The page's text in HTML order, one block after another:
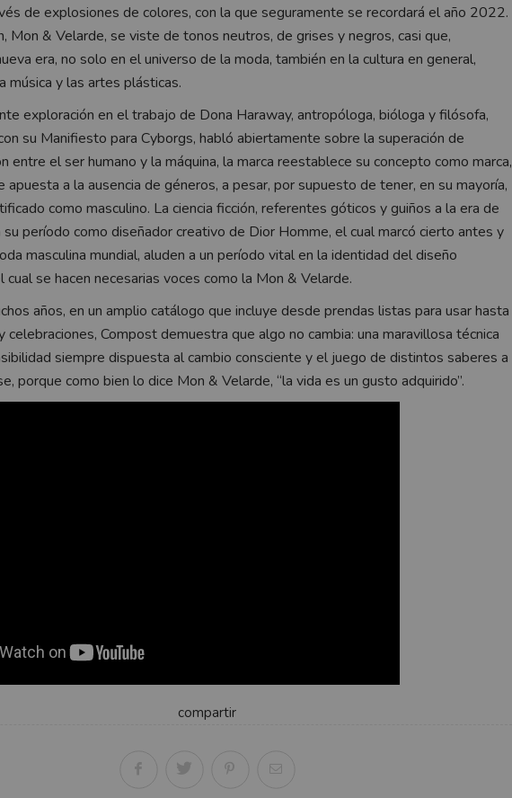
de explosiones de colores, con la que seguramente se recordará el año 2022.
Mon & Velarde, se viste de tonos neutros, de grises y negros, casi que,
era, no solo en el universo de la moda, también en la cultura en general,
música y las artes plásticas.
exploración en el trabajo de Dona Haraway, antropóloga, bióloga y filósofa,
su Manifiesto para Cyborgs, habló abiertamente sobre la superación de
entre el ser humano y la máquina, la marca reestablece su concepto como marca,
apuesta a la ausencia de géneros, a pesar, por supuesto de tener, en su mayoría,
como masculino. La ciencia ficción, referentes góticos y guiños a la era de
su período como diseñador creativo de Dior Homme, el cual marcó cierto antes y
masculina mundial, aluden a un período vital en la identidad del diseño
cual se hacen necesarias voces como la Mon & Velarde.
años, en un amplio catálogo que incluye desde prendas listas para usar hasta
Compost demuestra que algo no cambia: una maravillosa técnica
siempre dispuesta al cambio consciente y el juego de distintos saberes a
porque como bien lo dice Mon & Velarde, “la vida es un gusto adquirido”.
compartir